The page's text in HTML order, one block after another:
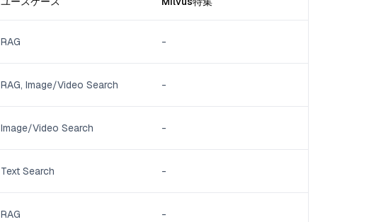
RAG -
RAG, Image/Video Search -
Image/Video Search -
Text Search -
RAG -